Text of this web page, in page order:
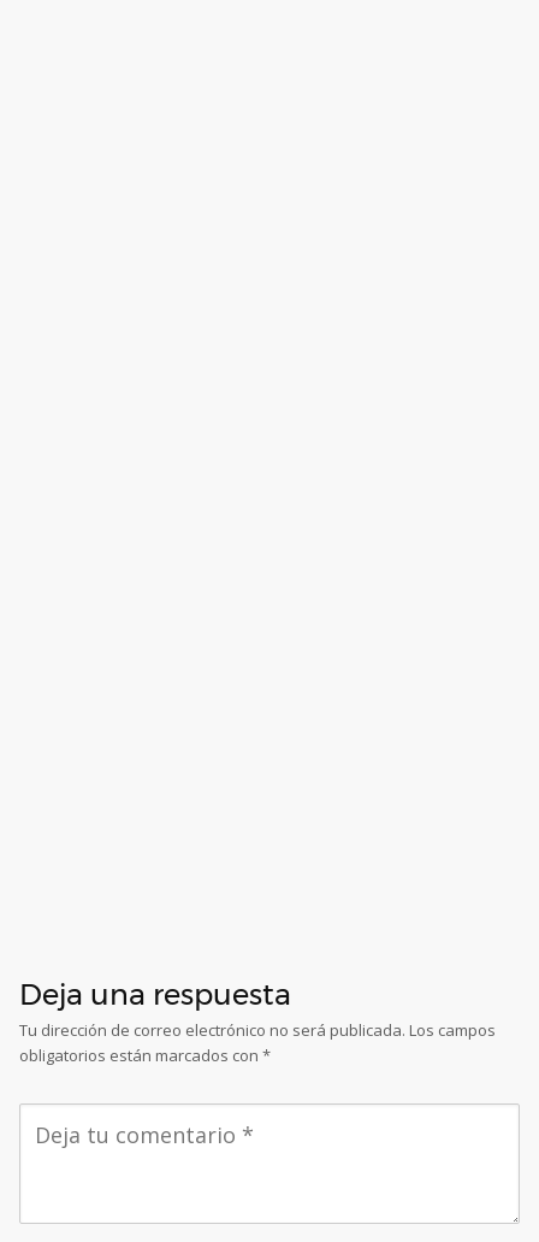
Deja una respuesta
Tu dirección de correo electrónico no será publicada. Los campos
obligatorios están marcados con *